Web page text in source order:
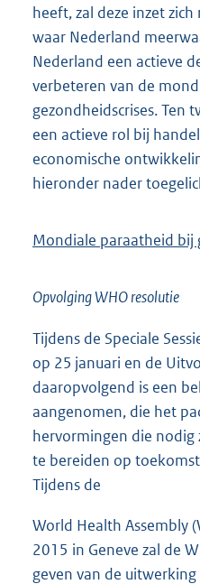
heeft, zal deze inzet
waar Nederland
Nederland een actieve
verbeteren van de
gezondheidscrises. Ten
een actieve rol bij
economische
hieronder nader
Mondiale paraatheid bij
Opvolging WHO resolutie
Tijdens de Speciale
op 25 januari en de
daaropvolgend is een
aangenomen, die het
hervormingen die nodig
te bereiden op
Tijdens de
World Health Assembly
2015 in Geneve zal de
geven van de